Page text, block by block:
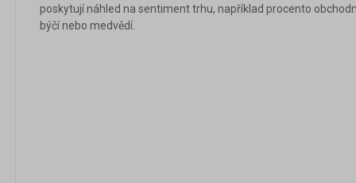
poskytují náhled na sentiment trhu, například procento
býčí nebo medvědí.